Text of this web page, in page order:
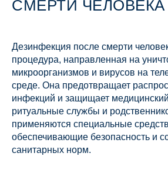
СМЕРТИ ЧЕЛОВЕКА
Дезинфекция после смерти
процедура, направленная на
микроорганизмов и вирусов на
среде. Она предотвращает
инфекций и защищает
ритуальные службы и
применяются специальные
обеспечивающие безопасность и
санитарных норм.